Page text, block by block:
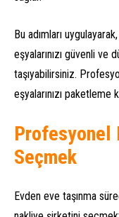
Bu adımları
eşyalarınızı güvenli
taşıyabilirsiniz.
eşyalarınızı
Seçmek
Evden eve taşınma